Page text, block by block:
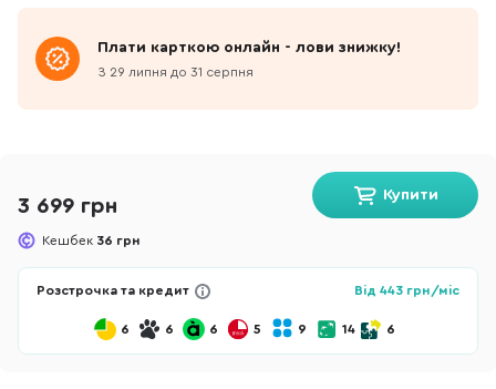
Плати карткою онлайн - лови знижку!
З 29 липня до 31 серпня
3 699 грн
Кешбек 36 грн
Купити
Розстрочка та кредит Від 443 грн/міс
6 6 6 5 9 14 6